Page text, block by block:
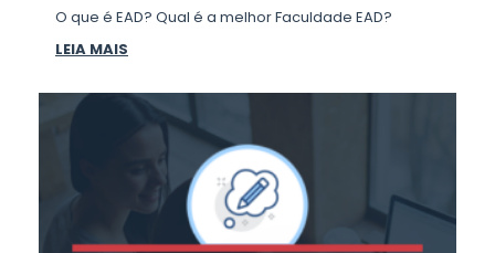
O que é EAD? Qual é a melhor Faculdade EAD?
LEIA MAIS